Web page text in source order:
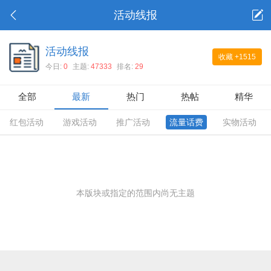
活动线报
收藏 +1515
活动线报
今日: 0 主题: 47333 排名: 29
全部 最新 热门 热帖 精华
红包活动 游戏活动 推广活动 流量话费 实物活动
本版块或指定的范围内尚无主题